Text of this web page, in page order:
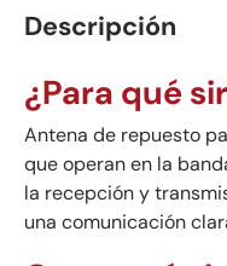
Descripción
¿Para qué
Antena de repuesto
que operan en la
la recepción y
una comunicación